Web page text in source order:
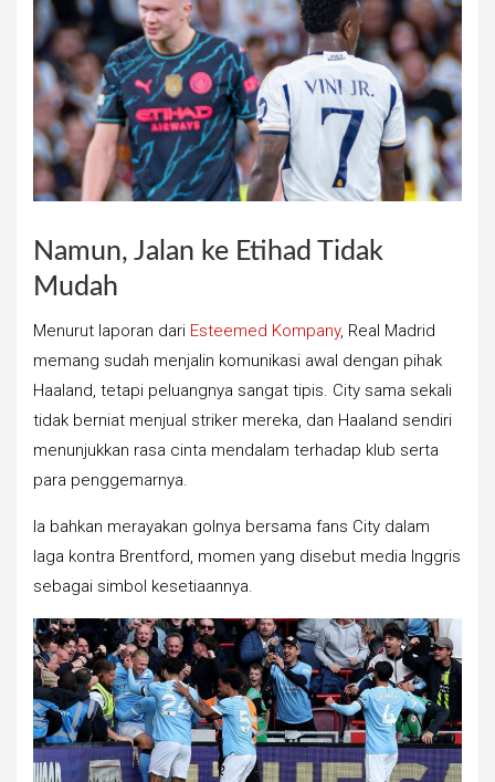
Namun, Jalan ke Etihad Tidak
Mudah
Menurut laporan dari Esteemed Kompany, Real Madrid
memang sudah menjalin komunikasi awal dengan pihak
Haaland, tetapi peluangnya sangat tipis. City sama sekali
tidak berniat menjual striker mereka, dan Haaland sendiri
menunjukkan rasa cinta mendalam terhadap klub serta
para penggemarnya.
Ia bahkan merayakan golnya bersama fans City dalam
laga kontra Brentford, momen yang disebut media Inggris
sebagai simbol kesetiaannya.